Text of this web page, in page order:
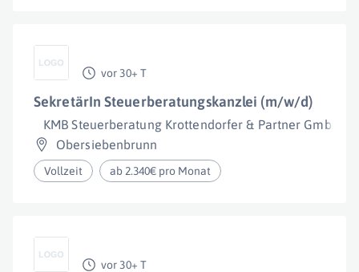
vor 30+ T
SekretärIn Steuerberatungskanzlei (m/w/d)
KMB Steuerberatung Krottendorfer & Partner GmbH
Obersiebenbrunn
Vollzeit ab 2.340€ pro Monat
vor 30+ T